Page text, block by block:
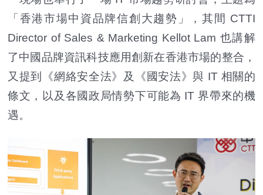
「香港市場中資品牌信創大趨勢」，其間 CTTI
Director of Sales & Marketing Kellot Lam 也講解
了中國品牌資訊科技應用創新在香港市場的整合，
又提到《網絡安全法》及《國安法》與 IT 相關的
條文，以及各國政局情勢下可能為 IT 界帶來的機
遇。